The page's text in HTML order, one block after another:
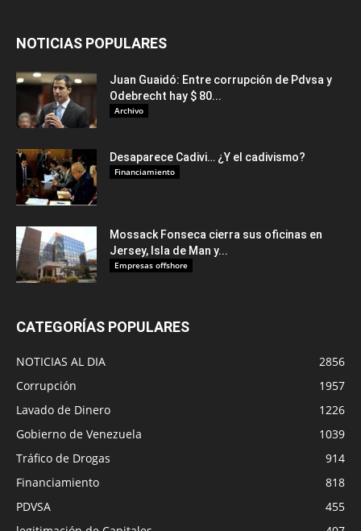
NOTICIAS POPULARES
Juan Guaidó: Entre corrupción de Pdvsa y
Odebrecht hay $ 80...
Archivo
Desaparece Cadivi… ¿Y el cadivismo?
Financiamiento
Mossack Fonseca cierra sus oficinas en
Jersey, Isla de Man y...
Empresas offshore
CATEGORÍAS POPULARES
NOTICIAS AL DIA
2856
Corrupción
1957
Lavado de Dinero
1226
Gobierno de Venezuela
1039
Tráfico de Drogas
914
Financiamiento
818
PDVSA
455